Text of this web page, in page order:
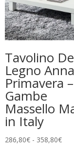
Tavolino
Legno
Primavera –
Gambe
Massello
in Italy
286,80€ - 358,80€